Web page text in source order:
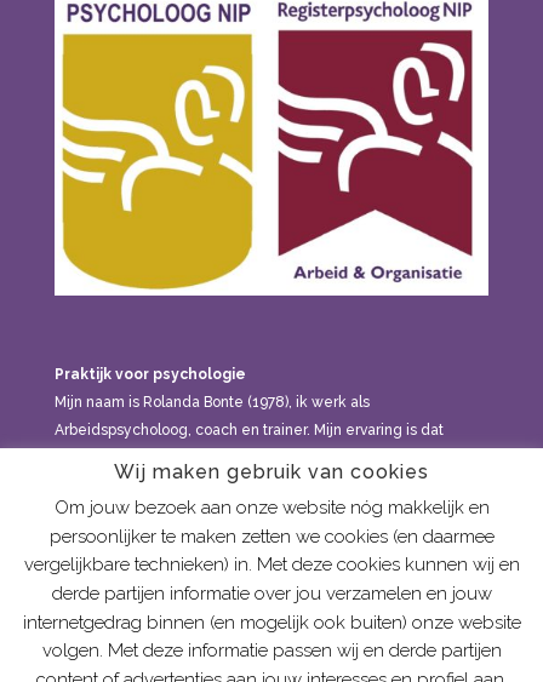
Praktijk voor psychologie
Mijn naam is Rolanda Bonte (1978), ik werk als
Arbeidspsycholoog, coach en trainer. Mijn ervaring is dat
brengen zijn, maar dat alles met elkaar in verband staat: in
welke gezin je geboren bent, de relaties die je hebt, de
dingen die je meemaakt, de levensfase waarin je zit, hoe
sensitief je bent, etc. Je kan bij mij terecht voor
psychologische hulp aan volwassenen vanaf 21 jaar.
Wij maken gebruik van cookies
Om jouw bezoek aan onze website nóg makkelijk en
persoonlijker te maken zetten we cookies (en daarmee
vergelijkbare technieken) in. Met deze cookies kunnen wij en
derde partijen informatie over jou verzamelen en jouw
internetgedrag binnen (en mogelijk ook buiten) onze website
volgen. Met deze informatie passen wij en derde partijen